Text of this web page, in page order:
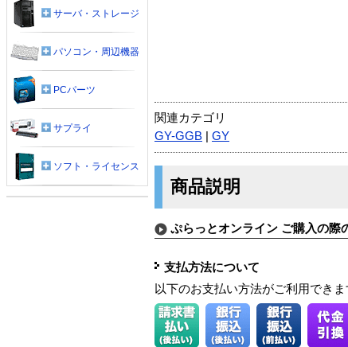
関連カテゴリ
GY-GGB
GY
商品説明
ぷらっとオンライン ご購入の際
支払方法について
以下のお支払い方法がご利用できま
サーバ・ストレージ
パソコン・周辺機器
PCパーツ
サプライ
ソフト・ライセンス